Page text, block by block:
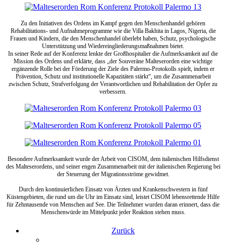
Zu den Initiativen des Ordens im Kampf gegen den Menschenhandel gehören
Rehabilitations- und Aufnahmeprogramme wie die Villa Bakhita in Lagos, Nigeria, die
Frauen und Kindern, die den Menschenhandel überlebt haben, Schutz, psychologische
Unterstützung und Wiedereingliederungsmaßnahmen bietet.
In seiner Rede auf der Konferenz lenkte der Großhospitalier die Aufmerksamkeit auf die
Mission des Ordens und erklärte, dass „der Souveräne Malteserorden eine wichtige
ergänzende Rolle bei der Förderung der Ziele des Palermo-Protokolls spielt, indem er
Prävention, Schutz und institutionelle Kapazitäten stärkt“, um die Zusammenarbeit
zwischen Schutz, Strafverfolgung der Verantwortlichen und Rehabilitation der Opfer zu
verbessern.
Besondere Aufmerksamkeit wurde der Arbeit von CISOM, dem italienischen Hilfsdienst
des Malteserordens, und seiner engen Zusammenarbeit mit der italienischen Regierung bei
der Steuerung der Migrationsströme gewidmet.
Durch den kontinuierlichen Einsatz von Ärzten und Krankenschwestern in fünf
Küstengebieten, die rund um die Uhr im Einsatz sind, leistet CISOM lebensrettende Hilfe
für Zehntausende von Menschen auf See. Die Teilnehmer wurden daran erinnert, dass die
Menschenwürde im Mittelpunkt jeder Reaktion stehen muss.
Zurück